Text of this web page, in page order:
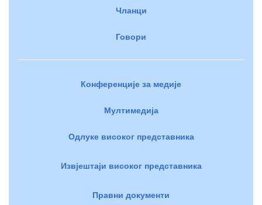
Чланци
Говори
Конференције за медије
Мултимедија
Одлуке високог представника
Извјештаји високог представника
Правни документи